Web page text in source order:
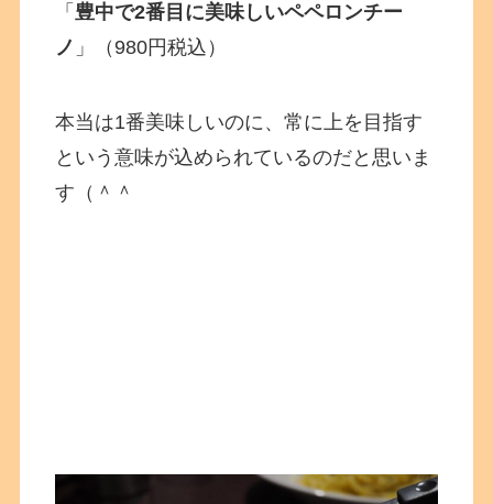
「豊中で2番目に美味しいペペロンチー
ノ 」（980円税込）
本当は1番美味しいのに、常に上を目指す
という意味が込められているのだと思いま
す（＾＾